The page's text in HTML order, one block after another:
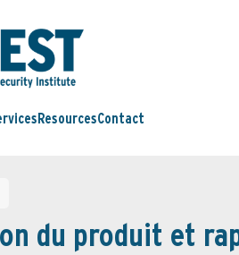
ResourcesContact
du produit et